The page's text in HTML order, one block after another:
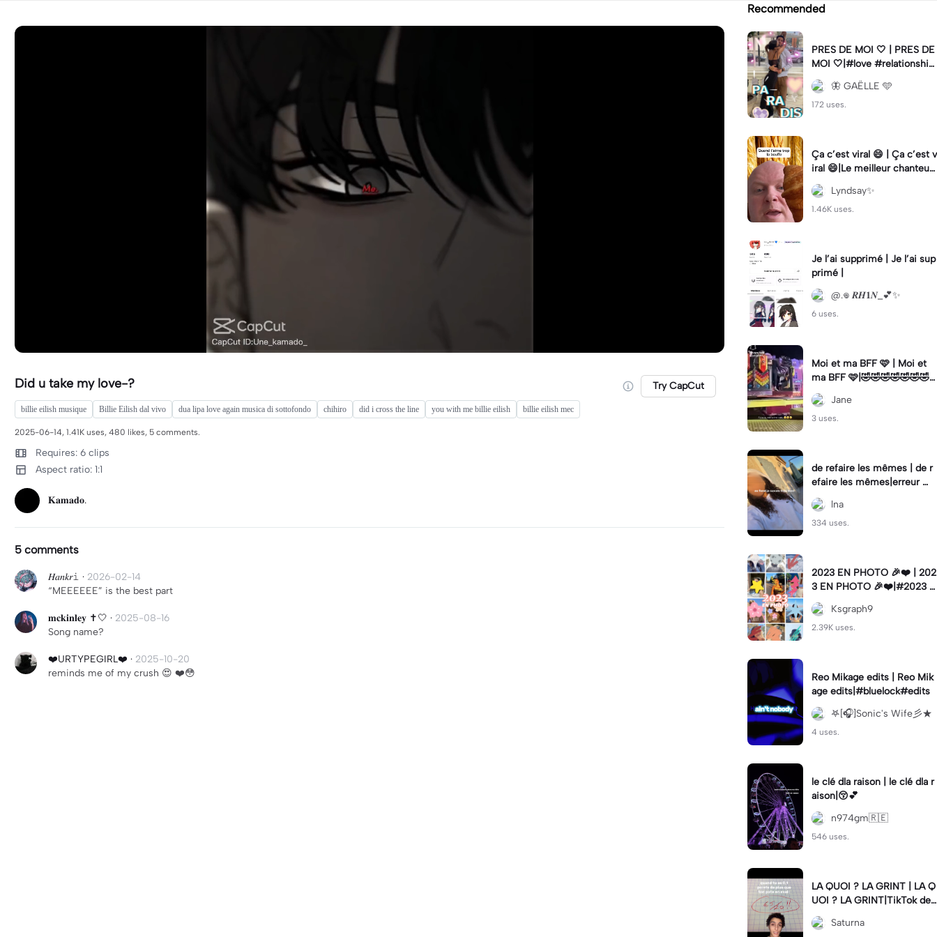
Did u take my love-? Try CapCut
billie eilish musique Billie Eilish dal vivo dua lipa love again musica di sottofondo chihiro did i cross the line you with me billie eilish billie eilish mec
2025-06-14, 1.41K uses, 480 likes, 5 comments.
Requires: 6 clips
Aspect ratio: 1:1
𝐊𝐚𝐦𝐚𝐝𝐨.
5 comments
𝐻𝑎𝑛𝑘𝑟𝚒 · 2026-02-14
“MEEEEEE” is the best part
𝐦𝐜𝐤𝐢𝐧𝐥𝐞𝐲 ✝️🤍 · 2025-08-16
Song name?
❤️URTYPEGIRL❤️ · 2025-10-20
reminds me of my crush 😍 ❤️😳
Recommended
PRES DE MOI 🤍 | PRES DE
MOI 🤍|#love #relationship
#fyp #lifestyle #trend
🦋 GAËLLE 🩵
172 uses.
Ça c’est viral 😄 | Ça c’est v
iral 😄|Le meilleur chanteur
#meme #mème #chanteu
r #humour
Lyndsay✨
1.46K uses.
Je l’ai supprimé | Je l’ai sup
primé |
@.𖦹 𝑹𝑯𝟏𝑵_💕✨
6 uses.
Moi et ma BFF 🩷 | Moi et
ma BFF 🩷|🤣🤣🤣🤣🤣🤣🤣
🤣
Jane
3 uses.
de refaire les mêmes | de r
efaire les mêmes|erreur 💔
🤟🏽
lna
334 uses.
2023 EN PHOTO 🎉❤️ | 202
3 EN PHOTO 🎉❤️|#2023 #
photo #trend #edit #lifesty
le
Ksgraph9
2.39K uses.
Reo Mikage edits | Reo Mik
age edits|#bluelock#edits
𖤐[🎧]Sonic's Wife彡★
4 uses.
le clé dla raison | le clé dla r
aison|😚💕
n974gm🇷🇪
546 uses.
LA QUOI ? LA GRINT | LA Q
UOI ? LA GRINT|TikTok de l
a personne sami9285#lagri
nt #meme
Saturna